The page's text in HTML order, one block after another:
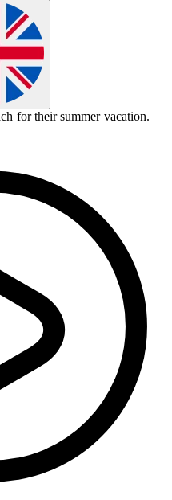
for their summer vacation.